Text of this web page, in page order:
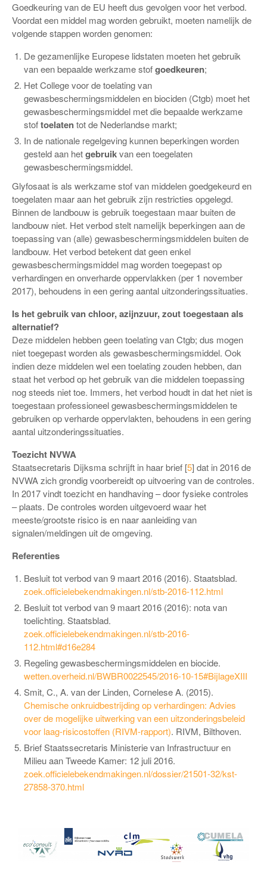
Goedkeuring van de EU heeft dus gevolgen voor het verbod.
Voordat een middel mag worden gebruikt, moeten namelijk de
volgende stappen worden genomen:
De gezamenlijke Europese lidstaten moeten het gebruik
van een bepaalde werkzame stofgoedkeuren;
Het College voor de toelating van
gewasbeschermingsmiddelen en biociden (Ctgb) moet het
gewasbeschermingsmiddel met die bepaalde werkzame
stoftoelatentot de Nederlandse markt;
In de nationale regelgeving kunnen beperkingen worden
gesteld aan hetgebruikvan een toegelaten
gewasbeschermingsmiddel.
Glyfosaat is als werkzame stof van middelen goedgekeurd en
toegelaten maar aan het gebruik zijn restricties opgelegd.
Binnen de landbouw is gebruik toegestaan maar buiten de
landbouw niet. Het verbod stelt namelijk beperkingen aan de
toepassing van (alle) gewasbeschermingsmiddelen buiten de
landbouw. Het verbod betekent dat geen enkel
gewasbeschermingsmiddel mag worden toegepast op
verhardingen en onverharde oppervlakken (per 1 november
2017), behoudens in een gering aantal uitzonderingssituaties.
Is het gebruik van chloor, azijnzuur, zout toegestaan als
alternatief?
Deze middelen hebben geen toelating van Ctgb; dus mogen
niet toegepast worden als gewasbeschermingsmiddel. Ook
indien deze middelen wel een toelating zouden hebben, dan
staat het verbod op het gebruik van die middelen toepassing
nog steeds niet toe. Immers, het verbod houdt in dat het niet is
toegestaan professioneel gewasbeschermingsmiddelen te
gebruiken op verharde oppervlakten, behoudens in een gering
aantal uitzonderingssituaties.
Toezicht NVWA
Staatsecretaris Dijksma schrijft in haar brief [5] dat in 2016 de
NVWA zich grondig voorbereidt op uitvoering van de controles.
In 2017 vindt toezicht en handhaving – door fysieke controles
– plaats. De controles worden uitgevoerd waar het
meeste/grootste risico is en naar aanleiding van
signalen/meldingen uit de omgeving.
Referenties
Besluit tot verbod van 9 maart 2016 (2016). Staatsblad.
zoek.officielebekendmakingen.nl/stb-2016-112.html
Besluit tot verbod van 9 maart 2016 (2016): nota van
toelichting. Staatsblad.
zoek.officielebekendmakingen.nl/stb-2016-
112.html#d16e284
Regeling gewasbeschermingsmiddelen en biocide.
wetten.overheid.nl/BWBR0022545/2016-10-15#BijlageXIII
Smit, C., A. van der Linden, Cornelese A. (2015).
Chemische onkruidbestrijding op verhardingen: Advies
over de mogelijke uitwerking van een uitzonderingsbeleid
voor laag-risicostoffen (RIVM-rapport). RIVM, Bilthoven.
Brief Staatssecretaris Ministerie van Infrastructuur en
Milieu aan Tweede Kamer: 12 juli 2016.
zoek.officielebekendmakingen.nl/dossier/21501-32/kst-
27858-370.html